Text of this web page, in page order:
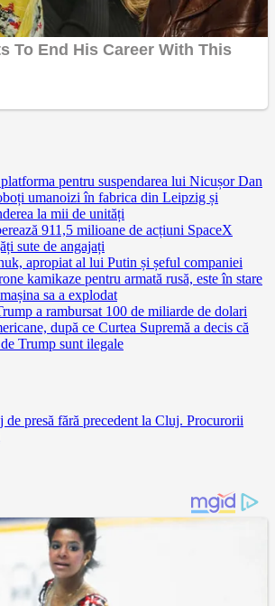
pentru suspendarea lui Nicușor Dan
umanoizi în fabrica din Leipzig și
la mii de unități
911,5 milioane de acțiuni SpaceX
sute de angajați
apropiat al lui Putin și șeful companiei
kamikaze pentru armată rusă, este în stare
sa a explodat
a rambursat 100 de miliarde de dolari
după ce Curtea Supremă a decis că
Trump sunt ilegale
de presă fără precedent la Cluj. Procurorii